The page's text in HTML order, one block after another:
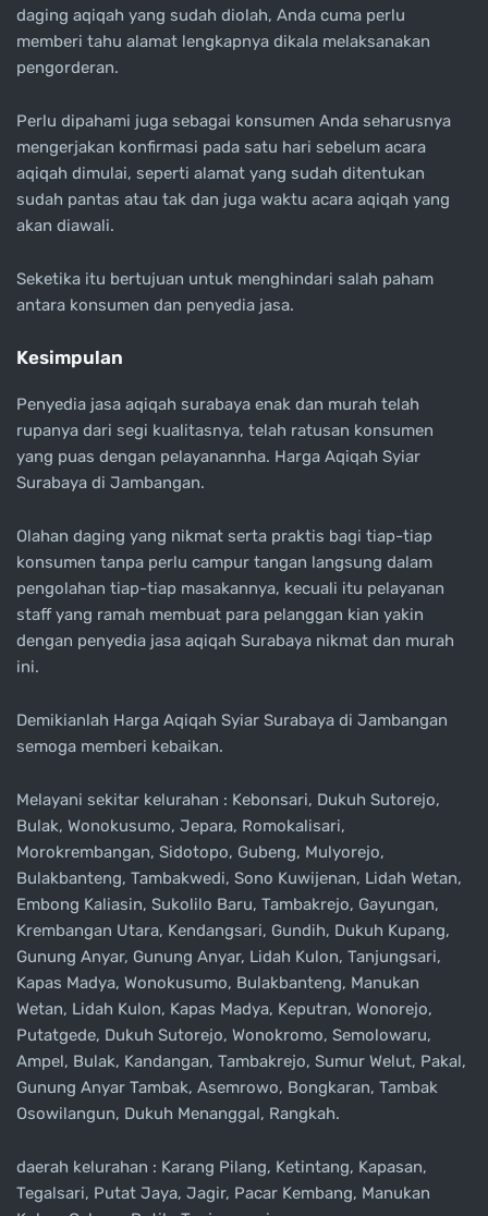
daging aqiqah yang sudah diolah, Anda cuma perlu
memberi tahu alamat lengkapnya dikala melaksanakan
pengorderan.
Perlu dipahami juga sebagai konsumen Anda seharusnya
mengerjakan konfirmasi pada satu hari sebelum acara
aqiqah dimulai, seperti alamat yang sudah ditentukan
sudah pantas atau tak dan juga waktu acara aqiqah yang
akan diawali.
Seketika itu bertujuan untuk menghindari salah paham
antara konsumen dan penyedia jasa.
Kesimpulan
Penyedia jasa aqiqah surabaya enak dan murah telah
rupanya dari segi kualitasnya, telah ratusan konsumen
yang puas dengan pelayanannha. Harga Aqiqah Syiar
Surabaya di Jambangan.
Olahan daging yang nikmat serta praktis bagi tiap-tiap
konsumen tanpa perlu campur tangan langsung dalam
pengolahan tiap-tiap masakannya, kecuali itu pelayanan
staff yang ramah membuat para pelanggan kian yakin
dengan penyedia jasa aqiqah Surabaya nikmat dan murah
ini.
Demikianlah Harga Aqiqah Syiar Surabaya di Jambangan
semoga memberi kebaikan.
Melayani sekitar kelurahan : Kebonsari, Dukuh Sutorejo,
Bulak, Wonokusumo, Jepara, Romokalisari,
Morokrembangan, Sidotopo, Gubeng, Mulyorejo,
Bulakbanteng, Tambakwedi, Sono Kuwijenan, Lidah Wetan,
Embong Kaliasin, Sukolilo Baru, Tambakrejo, Gayungan,
Krembangan Utara, Kendangsari, Gundih, Dukuh Kupang,
Gunung Anyar, Gunung Anyar, Lidah Kulon, Tanjungsari,
Kapas Madya, Wonokusumo, Bulakbanteng, Manukan
Wetan, Lidah Kulon, Kapas Madya, Keputran, Wonorejo,
Putatgede, Dukuh Sutorejo, Wonokromo, Semolowaru,
Ampel, Bulak, Kandangan, Tambakrejo, Sumur Welut, Pakal,
Gunung Anyar Tambak, Asemrowo, Bongkaran, Tambak
Osowilangun, Dukuh Menanggal, Rangkah.
daerah kelurahan : Karang Pilang, Ketintang, Kapasan,
Tegalsari, Putat Jaya, Jagir, Pacar Kembang, Manukan